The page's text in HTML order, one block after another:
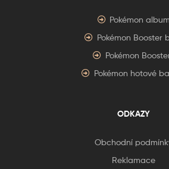
Pokémon album
Pokémon Booster
Pokémon
Pokémon hotové
ODKAZY
Obchodní
Reklamace